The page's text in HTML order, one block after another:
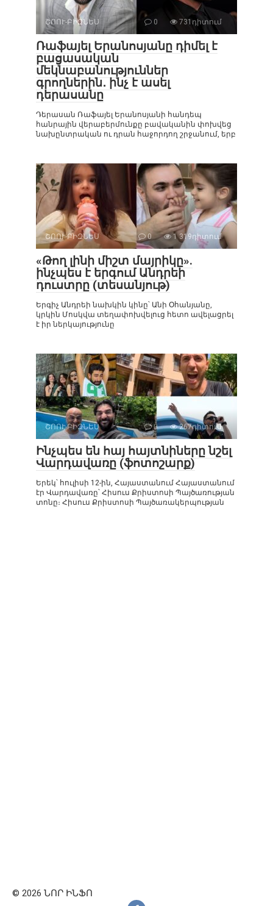
ՇՈՈՒ-ԲԻԶՆԵՍ 0 731դիտում
Ռաֆայել Երանոսյանը դիմել է
բացասական
մեկնաբանություններ
գրողներին․ ինչ է ասել
դերասանը
Դերասան Ռաֆայել Երանոսյանի հանդեպ
հանրային վերաբերմունքը բավականին փոխվեց
նախընտրական ու դրան հաջորդող շրջանում, երբ
ՇՈՈՒ-ԲԻԶՆԵՍ 0 1 319դիտում
«Թող լինի միշտ մայրիկը».
ինչպես է երգում Անդրեի
դուստրը (տեսանյութ)
Երգիչ Անդրեի նախկին կինը՝ Անի Օհանյանը,
կրկին Մոսկվա տեղափոխվելուց հետո ավելացրել
է իր ներկայությունը
ՇՈՈՒ-ԲԻԶՆԵՍ 0 267դիտում
Ինչպես են հայ հայտնիները նշել
Վարդավառը (ֆոտոշարք)
Երեկ՝ հուլիսի 12-ին, Հայաստանում Հայաստանում
էր Վարդավառը՝ Հիսուս Քրիստոսի Պայծառության
տոնը։ Հիսուս Քրիստոսի Պայծառակերպության
© 2026 ՆՈՐ ԻՆՖՈ